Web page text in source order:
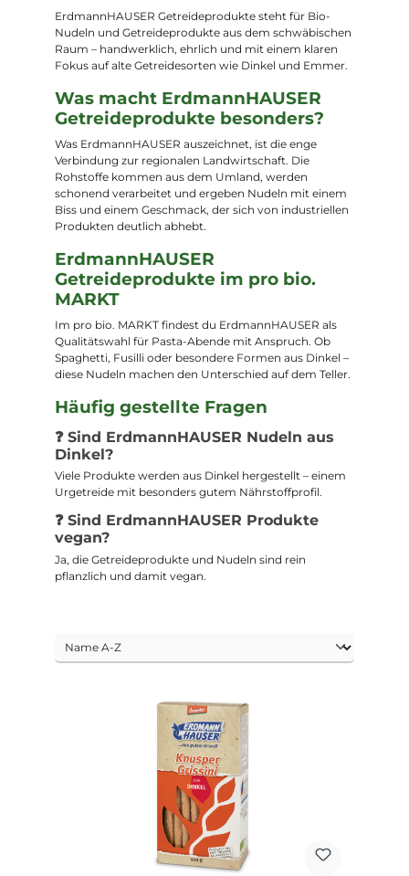
ErdmannHAUSER Getreideprodukte steht für Bio-
Nudeln und Getreideprodukte aus dem schwäbischen
Raum – handwerklich, ehrlich und mit einem klaren
Fokus auf alte Getreidesorten wie Dinkel und Emmer.
Was macht ErdmannHAUSER
Getreideprodukte besonders?
Was ErdmannHAUSER auszeichnet, ist die enge
Verbindung zur regionalen Landwirtschaft. Die
Rohstoffe kommen aus dem Umland, werden
schonend verarbeitet und ergeben Nudeln mit einem
Biss und einem Geschmack, der sich von industriellen
Produkten deutlich abhebt.
ErdmannHAUSER
Getreideprodukte im pro bio.
MARKT
Im pro bio. MARKT findest du ErdmannHAUSER als
Qualitätswahl für Pasta-Abende mit Anspruch. Ob
Spaghetti, Fusilli oder besondere Formen aus Dinkel –
diese Nudeln machen den Unterschied auf dem Teller.
Häufig gestellte Fragen
❓ Sind ErdmannHAUSER Nudeln aus
Dinkel?
Viele Produkte werden aus Dinkel hergestellt – einem
Urgetreide mit besonders gutem Nährstoffprofil.
❓ Sind ErdmannHAUSER Produkte
vegan?
Ja, die Getreideprodukte und Nudeln sind rein
pflanzlich und damit vegan.